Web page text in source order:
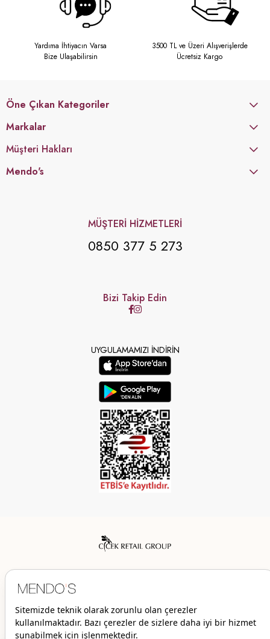
Yardıma İhtiyacın Varsa
Bize Ulaşabilirsin
3500 TL ve Üzeri Alışverişlerde
Ücretsiz Kargo
Öne Çıkan Kategoriler
Markalar
Müşteri Hakları
Mendo's
MÜŞTERİ HİZMETLERİ
0850 377 5 273
Bizi Takip Edin
UYGULAMAMIZI İNDİRİN
© 2026 Mendo’s | Her hakkı saklıdır.